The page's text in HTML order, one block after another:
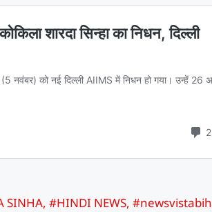
SINHA,#HINDI NEWS,#newsvistabih